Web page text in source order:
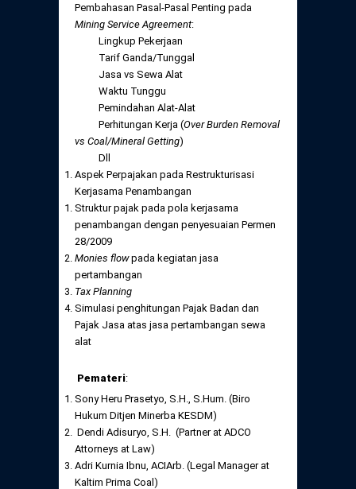
Pembahasan Pasal-Pasal Penting pada
Mining Service Agreement:
Lingkup Pekerjaan
Tarif Ganda/Tunggal
Jasa vs Sewa Alat
Waktu Tunggu
Pemindahan Alat-Alat
Perhitungan Kerja (Over Burden Removal
vs Coal/Mineral Getting)
Dll
Aspek Perpajakan pada Restrukturisasi
Kerjasama Penambangan
Struktur pajak pada pola kerjasama
penambangan dengan penyesuaian Permen
28/2009
Monies flowpada kegiatan jasa
pertambangan
Tax Planning
Simulasi penghitungan Pajak Badan dan
Pajak Jasa atas jasa pertambangan sewa
alat
Pemateri:
Sony Heru Prasetyo, S.H., S.Hum. (Biro
Hukum Ditjen Minerba KESDM)
Dendi Adisuryo, S.H. (Partner at ADCO
Attorneys at Law)
Adri Kurnia Ibnu, ACIArb. (Legal Manager at
Kaltim Prima Coal)